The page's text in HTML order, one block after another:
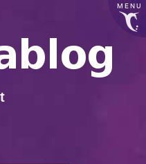
MENU